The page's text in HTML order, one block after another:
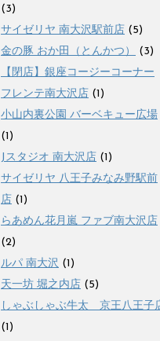
(3)
サイゼリヤ 南大沢駅前店 (5)
金の豚 おか田（とんかつ）
(3)
【閉店】銀座コージーコーナー
フレンテ南大沢店 (1)
小山内裏公園 バーベキュー広場
(1)
Jスタジオ 南大沢店 (1)
サイゼリヤ 八王子みなみ野駅前
店 (1)
らあめん花月嵐 ファブ南大沢店
(2)
ルパ 南大沢 (1)
天一坊 堀之内店 (5)
しゃぶしゃぶ牛太 京王八王子
(1)